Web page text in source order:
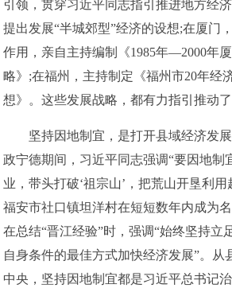
引领，贯穿习近平同志指引推进地方经
提出发展“半城郊型”经济的设想;在厦门
作用，亲自主持编制《1985年—2000年
略》;在福州，主持制定《福州市20年经
想》。这些发展战略，都有力指引推动
坚持因地制宜，是打开县域经济发展
政宁德期间，习近平同志强调“要因地制
业，带头打破‘祖宗山’，把荒山开垦利用
福安市社口镇坦洋村在短短数年内成为
在总结“晋江经验”时，强调“始终坚持立
自身条件的最佳方式加快经济发展”。从
中央，坚持因地制宜都是习近平总书记